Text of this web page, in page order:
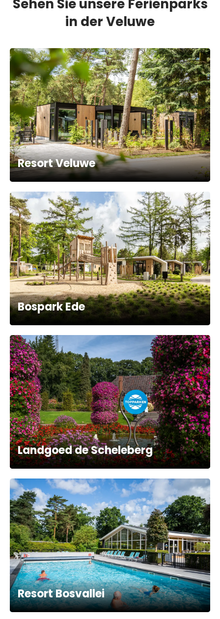
Sehen Sie unsere Ferienparks
in der Veluwe
Resort Veluwe
Bospark Ede
Landgoed de Scheleberg
Resort Bosvallei